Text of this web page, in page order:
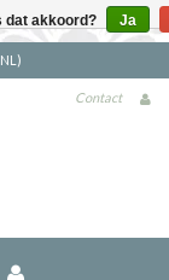
boven €90 (NL)
Contact
dat akkoord? Ja